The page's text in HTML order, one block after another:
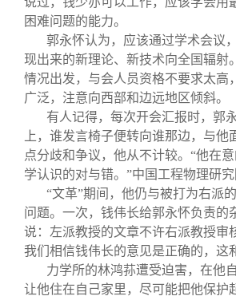
困难问题的能力。
郭永怀认为，应该通过学术会议
现出来的新理论、新技术向全国辐射
情况出发，与会人员资格不要求太高
广泛，注意向西部和边远地区倾斜。
有人记得，每次开会汇报时，郭
上，谁发言椅子便转向谁那边，与他
点分歧和争议，他从不计较。“他在
学认识的对与错。”中国工程物理研究
“文革”期间，他仍与被打为右派
问题。一次，钱伟长给郭永怀负责的
说：左派教授的文章不许右派教授审
我们相信钱伟长的意见是正确的，这
力学所的林鸿荪遭受迫害，在他
让他住在自己家里，尽可能把他保护